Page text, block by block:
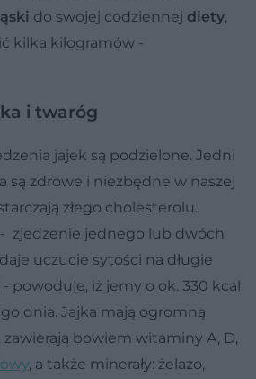
do swojej codziennej diety,
kilka kilogramów -
i twaróg
jajek są podzielone. Jedni
są zdrowe i niezbędne w naszej
złego cholesterolu.
zjedzenie jednego lub dwóch
uczucie sytości na długie
powoduje, iż jemy o ok. 330 kcal
dnia. Jajka mają ogromną
bowiem witaminy A, D,
, a także minerały: żelazo,